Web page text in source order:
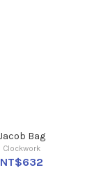
Bag
Clockwork
NT$632